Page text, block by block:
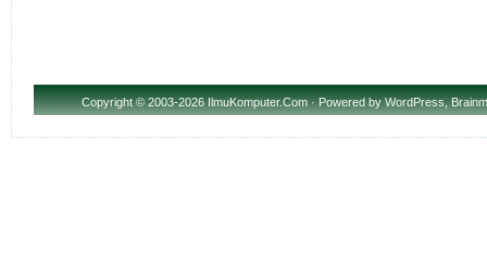
Copyright© 2003-2026 IlmuKomputer.Com · Powered byWordPress,